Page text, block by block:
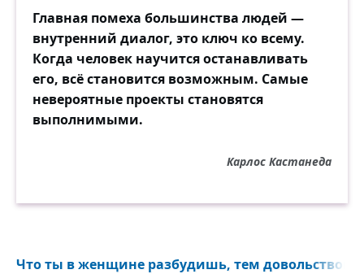
Главная помеха большинства людей —
внутренний диалог, это ключ ко всему.
Когда человек научится останавливать
его, всё становится возможным. Самые
невероятные проекты становятся
выполнимыми.
Карлос Кастанеда
Что ты в женщине разбудишь, тем